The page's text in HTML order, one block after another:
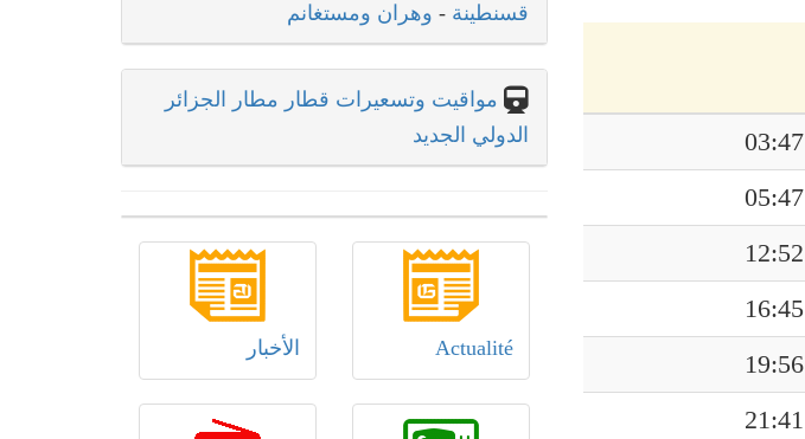
03:47
05:47
12:52
16:45
19:56
21:41
قسنطينة - وهران ومستغانم
مواقيت وتسعيرات قطار مطار الجزائر
الدولي الجديد
Actualité الأخبار